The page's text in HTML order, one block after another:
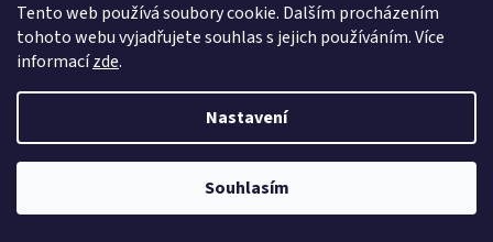
Tento web používá soubory cookie. Dalším procházením
tohoto webu vyjadřujete souhlas s jejich používáním. Více
informacízde.
Nastavení
Souhlasím